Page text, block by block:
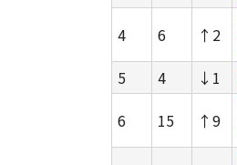
4
6 ↑2
5
4 ↓1
6
15 ↑9